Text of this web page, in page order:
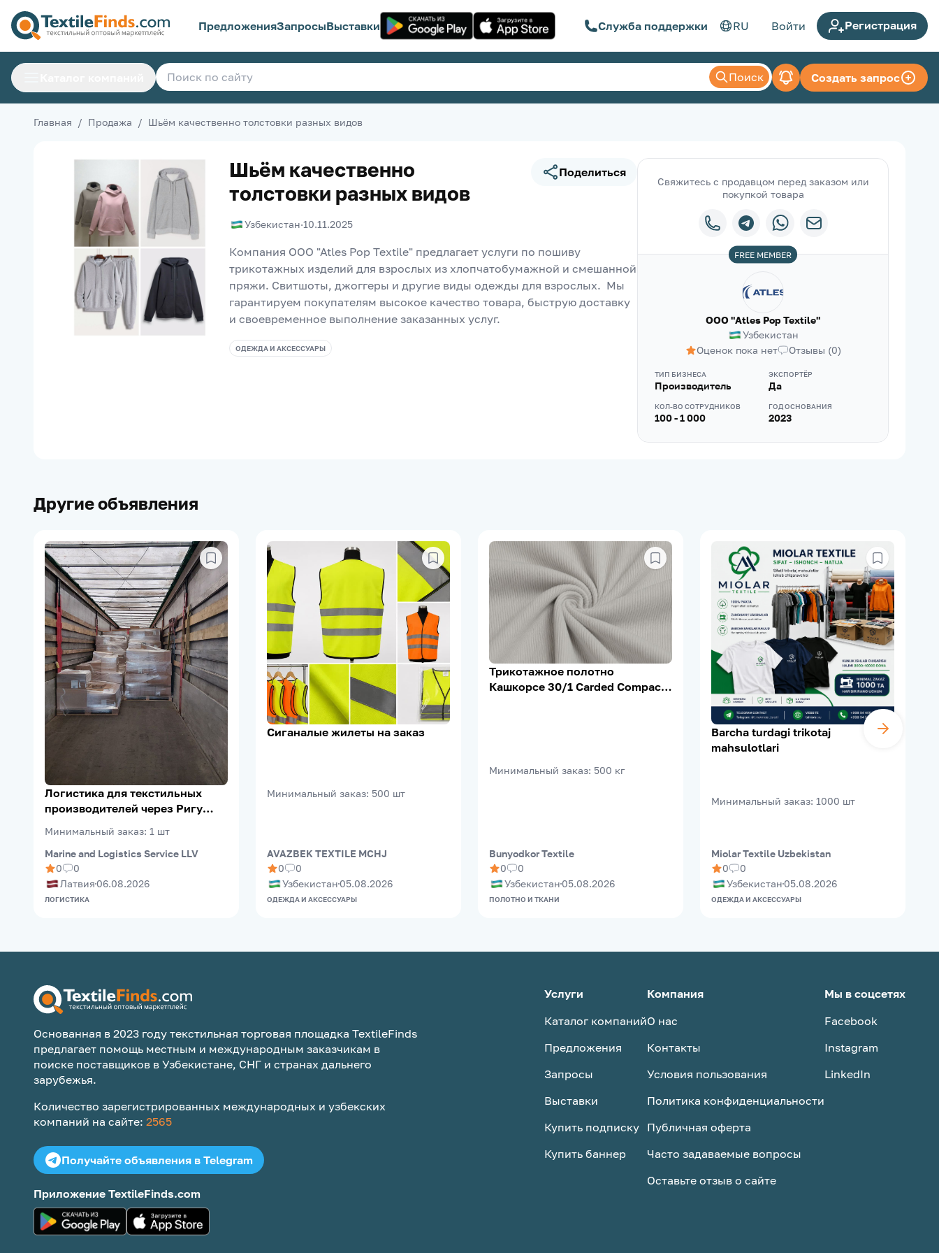
ПредложенияЗапросыВыставки Служба поддержки RU Войти Регистрация
Поиск Создать запрос
Главная / Продажа / Шьём качественно толстовки разных видов
Шьём качественно
толстовки разных видов
Поделиться
Узбекистан·10.11.2025
Компания OOO "Atles Pop Textile" предлагает услуги по пошиву
трикотажных изделий для взрослых из хлопчатобумажной и смешанной
пряжи. Свитшоты, джоггеры и другие виды одежды для взрослых.  Мы
гарантируем покупателям высокое качество товара, быструю доставку
и своевременное выполнение заказанных услуг.
ОДЕЖДА И АКСЕССУАРЫ
Свяжитесь с продавцом перед заказом или
покупкой товара
ООО "Atles Pop Textile"
Узбекистан
Оценок пока нет
Отзывы (0)
ТИП БИЗНЕСА
Производитель
ЭКСПОРТЁР
Да
КОЛ-ВО СОТРУДНИКОВ
100 - 1 000
ГОД ОСНОВАНИЯ
2023
FREE MEMBER
Другие объявления
Логистика для текстильных
производителей через Ригу
Минимальный заказ: 1 шт
Marine and Logistics Service LLV
0
0
Латвия 06.08.2026
ЛОГИСТИКА
Сиганалые жилеты на заказ
Минимальный заказ: 500 шт
AVAZBEK TEXTILE MCHJ
0
0
Узбекистан 05.08.2026
ОДЕЖДА И АКСЕССУАРЫ
Трикотажное полотно
Кашкорсе 30/1 Carded Compact,
Минимальный заказ: 500 кг
Bunyodkor Textile
0
0
Узбекистан 05.08.2026
ПОЛОТНО И ТКАНИ
Barcha turdagi trikotaj
mahsulotlari
Минимальный заказ: 1000 шт
Miolar Textile Uzbekistan
0
0
Узбекистан 05.08.2026
ОДЕЖДА И АКСЕССУАРЫ
Основанная в 2023 году текстильная торговая площадка TextileFinds
предлагает помощь местным и международным заказчикам в
поиске поставщиков в Узбекистане, СНГ и странах дальнего
зарубежья.
Количество зарегистрированных международных и узбекских
компаний на сайте: 2565
Получайте объявления в Telegram
Приложение TextileFinds.com
Услуги
Каталог компаний
Предложения
Запросы
Выставки
Купить подписку
Купить баннер
Компания
О нас
Контакты
Условия пользования
Политика конфиденциальности
Публичная оферта
Часто задаваемые вопросы
Оставьте отзыв о сайте
Мы в соцсетях
Facebook
Instagram
LinkedIn